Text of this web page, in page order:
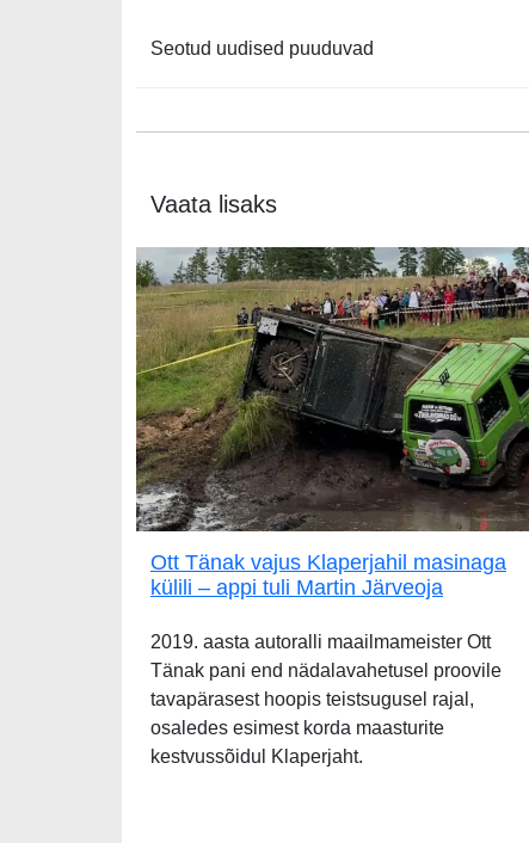
Seotud uudised puuduvad
Vaata lisaks
Ott Tänak vajus Klaperjahil masinaga
külili – appi tuli Martin Järveoja
2019. aasta autoralli maailmameister Ott
Tänak pani end nädalavahetusel proovile
tavapärasest hoopis teistsugusel rajal,
osaledes esimest korda maasturite
kestvussõidul Klaperjaht.